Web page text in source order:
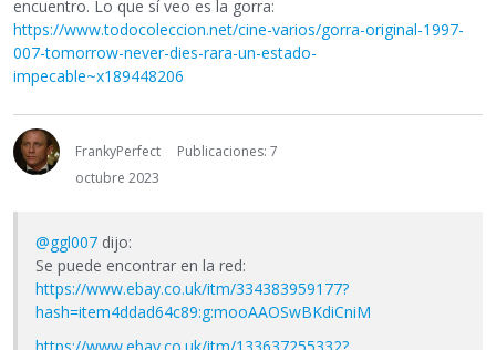
encuentro. Lo que sí veo es la gorra:
https://www.todocoleccion.net/cine-varios/gorra-original-1997-
007-tomorrow-never-dies-rara-un-estado-
impecable~x189448206
FrankyPerfect
Publicaciones: 7
octubre 2023
@ggl007 dijo:
Se puede encontrar en la red:
https://www.ebay.co.uk/itm/334383959177?
hash=item4ddad64c89:g:mooAAOSwBKdiCniM